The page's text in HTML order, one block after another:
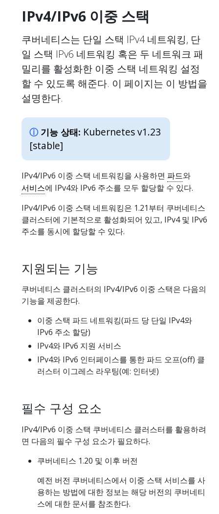
IPv4/IPv6 이중 스택
쿠버네티스는 단일 스택 IPv4 네트워킹, 단
일 스택 IPv6 네트워킹 혹은 두 네트워크 패
밀리를 활성화한 이중 스택 네트워킹 설정
할 수 있도록 해준다. 이 페이지는 이 방법을
설명한다.
기능 상태: Kubernetes v1.23
[stable]
IPv4/IPv6 이중 스택 네트워킹을 사용하면 파드와
서비스에 IPv4와 IPv6 주소를 모두 할당할 수 있다.
IPv4/IPv6 이중 스택 네트워킹은 1.21부터 쿠버네티스
클러스터에 기본적으로 활성화되어 있고, IPv4 및 IPv6
주소를 동시에 할당할 수 있다.
지원되는 기능
쿠버네티스 클러스터의 IPv4/IPv6 이중 스택은 다음의
기능을 제공한다.
이중 스택 파드 네트워킹(파드 당 단일 IPv4와
IPv6 주소 할당)
IPv4와 IPv6 지원 서비스
IPv4와 IPv6 인터페이스를 통한 파드 오프(off) 클
러스터 이그레스 라우팅(예: 인터넷)
필수 구성 요소
IPv4/IPv6 이중 스택 쿠버네티스 클러스터를 활용하려
면 다음의 필수 구성 요소가 필요하다.
쿠버네티스 1.20 및 이후 버전
예전 버전 쿠버네티스에서 이중 스택 서비스를 사
용하는 방법에 대한 정보는 해당 버전의 쿠버네티
스에 대한 문서를 참조한다.